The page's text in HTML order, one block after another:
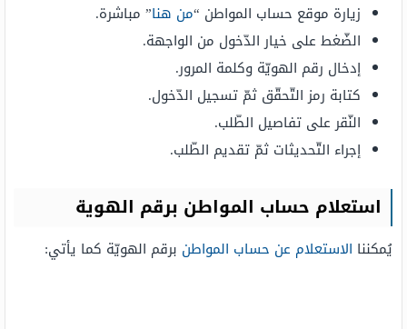
زيارة موقع حساب المواطن “من هنا” مباشرة.
الضّغط على خيار الدّخول من الواجهة.
إدخال رقم الهويّة وكلمة المرور.
كتابة رمز التّحقّق ثمّ تسجيل الدّخول.
النّقر على تفاصيل الطّلب.
إجراء التّحديثات ثمّ تقديم الطّلب.
استعلام حساب المواطن برقم الهوية
يُمكننا الاستعلام عن حساب المواطن برقم الهويّة كما يأتي: